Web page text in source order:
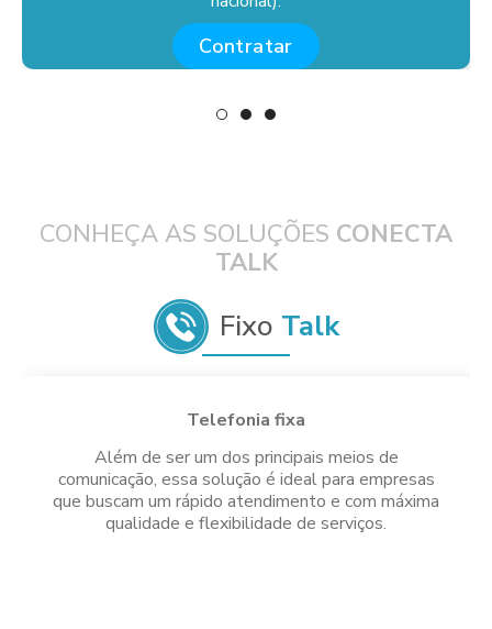
Contratar
CONHEÇA AS SOLUÇÕES CONECTA
TALK
Fixo Talk
Telefonia fixa
Além de ser um dos principais meios de
comunicação, essa solução é ideal para empresas
que buscam um rápido atendimento e com máxima
qualidade e flexibilidade de serviços.